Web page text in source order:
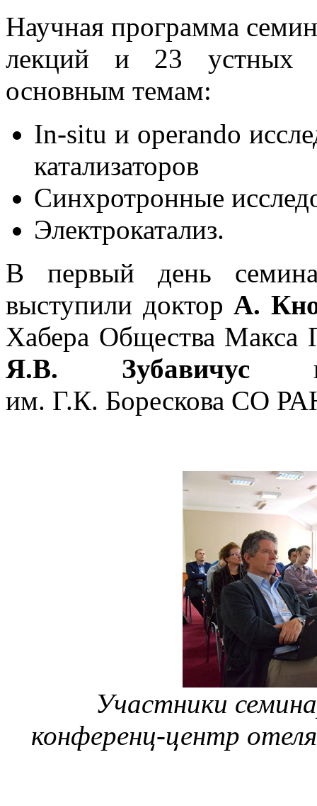
Научная программа
лекций и 23 устных
основным темам:
In-situ и operando
катализаторов
Синхротронные
Электрокатализ.
В первый день
выступили доктор А.
Хабера Общества Макса
Я.В. Зубавичусиз
им. Г.К. Борескова СО
Участники
конференц-центр